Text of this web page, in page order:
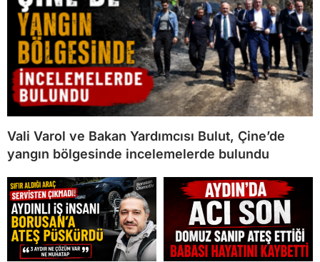
Vali Varol ve Bakan Yardımcısı Bulut, Çine’de
yangın bölgesinde incelemelerde bulundu